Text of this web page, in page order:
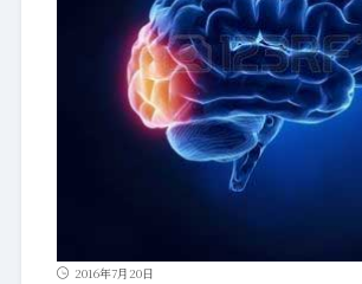
2016年7月20日